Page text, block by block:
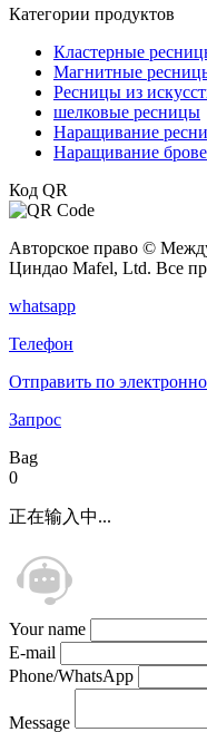
Категории продуктов
Кластерные
Магнитные
Ресницы из
шелковые ресницы
Наращивание
Наращивание
Код QR
Авторское право ©
Циндао Mafel, Ltd. Все
whatsapp
Телефон
Отправить по
Запрос
Bag
0
正在输入中...
Your name
E-mail
Phone/WhatsApp
Message